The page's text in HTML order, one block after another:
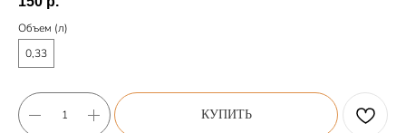
Объем (л)
0,33
КУПИТЬ